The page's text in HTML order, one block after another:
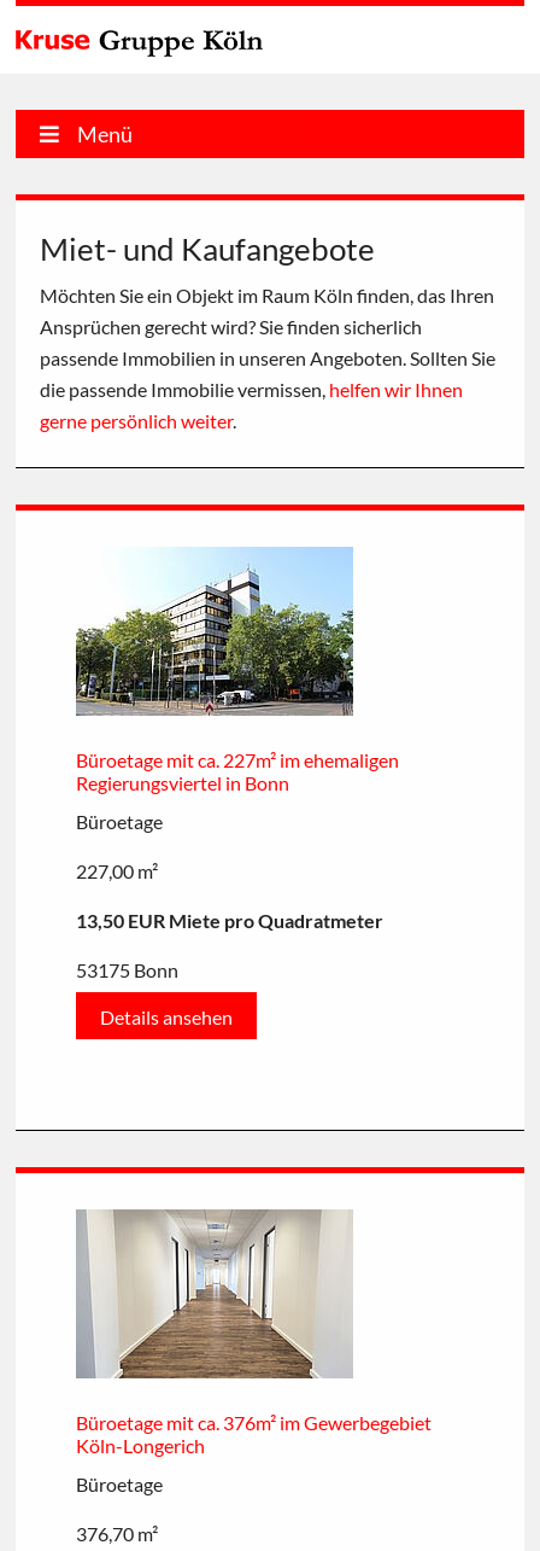
Menü
Miet- und Kaufangebote
Möchten Sie ein Objekt im Raum Köln finden, das Ihren
Ansprüchen gerecht wird? Sie finden sicherlich
passende Immobilien in unseren Angeboten. Sollten Sie
die passende Immobilie vermissen, helfen wir Ihnen
gerne persönlich weiter.
Büroetage mit ca. 227m² im ehemaligen
Regierungsviertel in Bonn
Büroetage
227,00 m²
13,50 EUR Miete pro Quadratmeter
53175 Bonn
Details ansehen
Büroetage mit ca. 376m² im Gewerbegebiet
Köln-Longerich
Büroetage
376,70 m²